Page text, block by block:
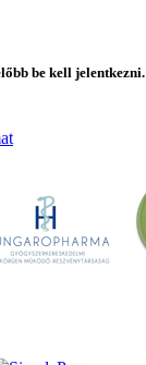
be kell jelentkezni.